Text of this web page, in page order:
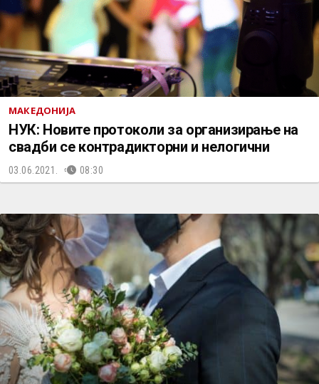
МАКЕДОНИЈА
НУК: Новите протоколи за организирање на
свадби се контрадикторни и нелогични
03.06.2021. 08:30